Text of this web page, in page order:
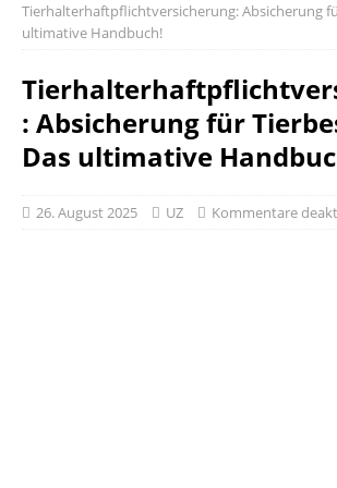
Tierhalterhaftpflichtversicherung: Absicherung
ultimative Handbuch!
: Absicherung für
Das ultimative
26. August 2025 UZ Kommentare